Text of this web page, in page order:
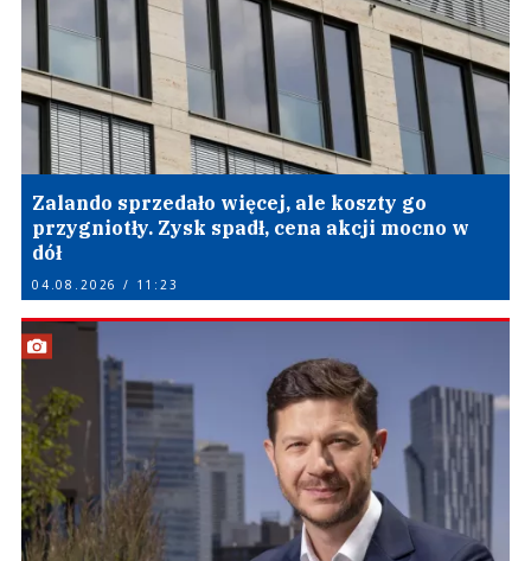
Zalando sprzedało więcej, ale koszty go
przygniotły. Zysk spadł, cena akcji mocno w
dół
04.08.2026 / 11:23